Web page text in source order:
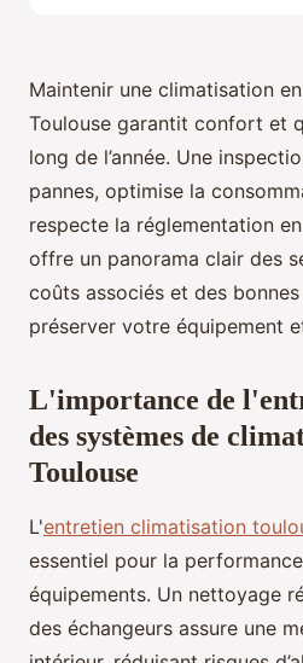
Maintenir une climatisation
Toulouse garantit confort et
long de l’année. Une
pannes, optimise la
respecte la réglementation
offre un panorama clair des
coûts associés et des
préserver votre équipement
L'importance de
des systèmes de
Toulouse
L'entretien climatisation
essentiel pour la
équipements. Un nettoyage
des échangeurs assure une